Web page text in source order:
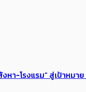
า-โรงแรม” สู่เป้าหม